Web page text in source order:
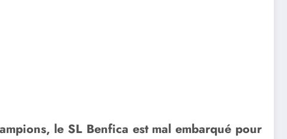
le SL Benfica est mal embarqué pour